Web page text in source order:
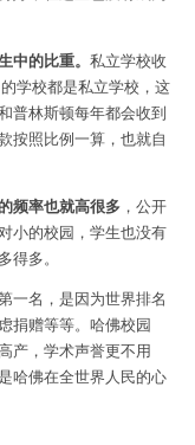
中的比重。 私立学校收
学校都是私立学校，这
普林斯顿每年都会收到
按照比例一算，也就自
频率也就高很多，公开
小的校园，学生也没有
得多。
一名，是因为世界排名
捐赠等等。哈佛校园
产，学术声誉更不用
哈佛在全世界人民的心